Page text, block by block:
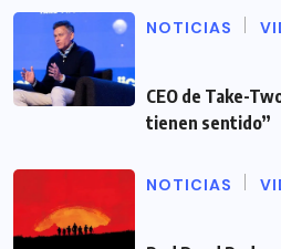
NOTICIAS
CEO de Take-
tienen sentido”
NOTICIAS